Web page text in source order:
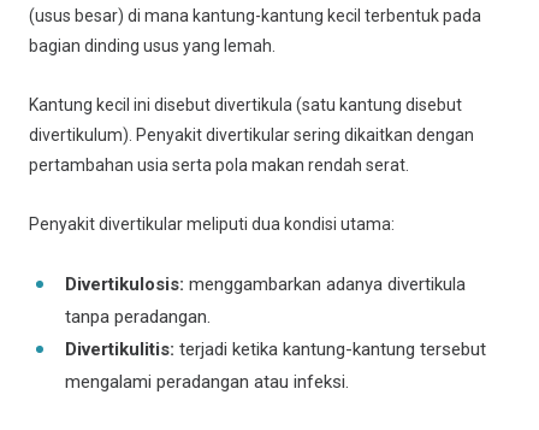
(usus besar) di mana kantung-kantung kecil terbentuk pada
bagian dinding usus yang lemah.
Kantung kecil ini disebut divertikula (satu kantung disebut
divertikulum). Penyakit divertikular sering dikaitkan dengan
pertambahan usia serta pola makan rendah serat.
Penyakit divertikular meliputi dua kondisi utama:
Divertikulosis: menggambarkan adanya divertikula
tanpa peradangan.
Divertikulitis: terjadi ketika kantung-kantung tersebut
mengalami peradangan atau infeksi.